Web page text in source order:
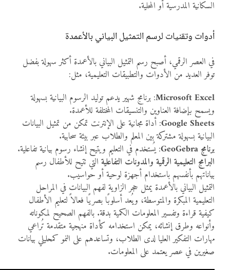
السكانية المدرسية أو المحلية.
أدوات وتقنيات لرسم التمثيل البياني بالأعمدة
في العصر الرقمي، أصبح رسم التمثيل البياني بالأعمدة أكثر سهولة بفضل
توفر العديد من الأدوات والتطبيقات التعليمية، مثل:
Microsoft Excel: برنامج شهير يدعم توليد الرسوم البيانية بسهولة
ويسمح بإضافة العناوين والتنسيقات المختلفة للأعمدة.
Google Sheets: أداة مجانية على الإنترنت تمكن من تمثيل البيانات
البيانية بسهولة مشتركة بين المعلم والطلاب عبر بيئة سحابية.
برنامج GeoGebra
: يُستخدم في التعليم ويتيح إنشاء رسوم بيانية تفاعلية.
البرامج التعليمية الرقمية والمدونات التفاعليةالتي تتيح للأطفال رسم
بياناتهم بأنفسهم باستخدام أجهزة لوحية أو حواسيب.
التمثيل البياني بالأعمدة يمثل حجر الزاوية لفهم البيانات في المراحل
التعليمية المبكرة والمتوسطة، ويُعد أسلوبًا بصريًا فعالاً لتعليم الأطفال
كيفية قراءة وتفسير المعلومات الكمية بدقة. بالفهم الصحيح لمكوناته
وأنواعه وطرق إنشائه، يمكن استخدامه كأداة منهجية متقدمة تُراعي
مهارات التفكير العليا لدى الطلاب، وتساعدهم على النمو كمحليلي بيانات
صغيرين في عصر يعتمد على المعلومات.